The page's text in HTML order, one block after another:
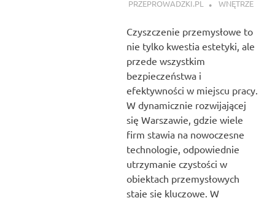
PRZEPROWADZKI.PL
WNĘTRZE
Czyszczenie przemysłowe to
nie tylko kwestia estetyki, ale
przede wszystkim
bezpieczeństwa i
efektywności w miejscu pracy.
W dynamicznie rozwijającej
się Warszawie, gdzie wiele
firm stawia na nowoczesne
technologie, odpowiednie
utrzymanie czystości w
obiektach przemysłowych
staje się kluczowe. W